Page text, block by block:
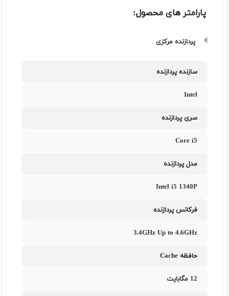
پارامتر های محصول:
پردازنده مرکزی
سازنده پردازنده
Intel
سری پردازنده
Core i5
مدل پردازنده
Intel i5 1340P
فرکانس پردازنده
3.4GHz Up to 4.6GHz
حافظه Cache
12 مگابایت